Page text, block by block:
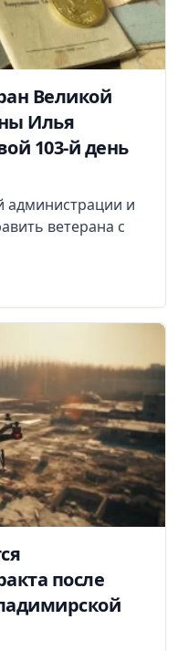
Великой
Илья
103-й день
администрации и
ветерана с
после